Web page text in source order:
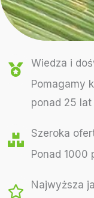
Wiedza i
Pomagamy
ponad 25 lat
Szeroka
Ponad 1000
Najwyższa